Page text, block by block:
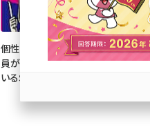
個性・専門性・熱量が光る！ 社
員が主役となって成果を上げて
いるSNS好事例